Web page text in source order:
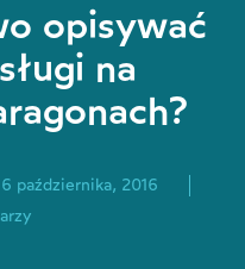
opisywać
na
6 października, 2016